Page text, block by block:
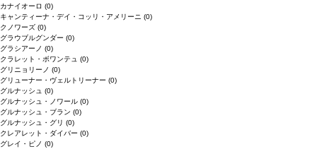
カナイオーロ (0)
キャンティーナ・デイ・コッリ・アメリーニ (0)
クノワーズ (0)
グラウブルグンダー (0)
グラシアーノ (0)
クラレット・ボワンテュ (0)
グリニョリーノ (0)
グリューナー・ヴェルトリーナー (0)
グルナッシュ (0)
グルナッシュ・ノワール (0)
グルナッシュ・ブラン (0)
グルナッシュ・グリ (0)
クレアレット・ダイバー (0)
グレイ・ピノ (0)